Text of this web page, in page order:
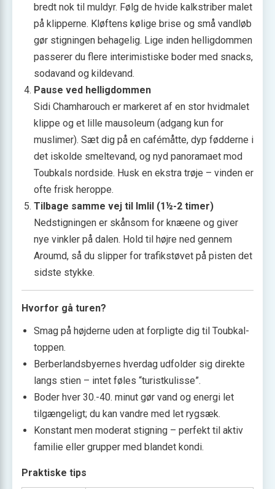
bredt nok til muldyr. Følg de hvide kalkstriber malet
på klipperne. Kløftens kølige brise og små vandløb
gør stigningen behagelig. Lige inden helligdommen
passerer du flere interimistiske boder med snacks,
sodavand og kildevand.
Pause ved helligdommen
Sidi Chamharouch er markeret af en stor hvidmalet
klippe og et lille mausoleum (adgang kun for
muslimer). Sæt dig på en cafémåtte, dyp fødderne i
det iskolde smeltevand, og nyd panoramaet mod
Toubkals nordside. Husk en ekstra trøje – vinden er
ofte frisk heroppe.
Tilbage samme vej til Imlil (1½-2 timer)
Nedstigningen er skånsom for knæene og giver
nye vinkler på dalen. Hold til højre ned gennem
Aroumd, så du slipper for trafikstøvet på pisten det
sidste stykke.
Hvorfor gå turen?
Smag på højderne uden at forpligte dig til Toubkal-
toppen.
Berberlandsbyernes hverdag udfolder sig direkte
langs stien – intet føles “turistkulisse”.
Boder hver 30.-40. minut gør vand og energi let
tilgængeligt; du kan vandre med let rygsæk.
Konstant men moderat stigning – perfekt til aktiv
familie eller grupper med blandet kondi.
Praktiske tips